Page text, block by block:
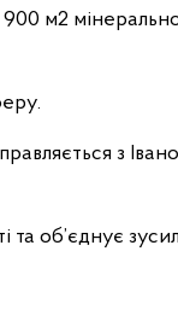
м2
з
та об’єднує